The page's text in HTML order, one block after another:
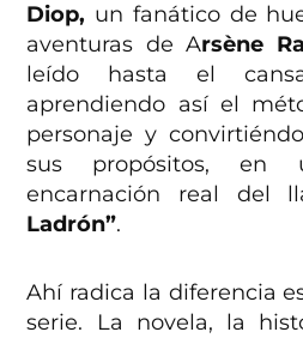
Diop, un fanático de
aventuras de Arsène
leído hasta el
aprendiendo así el
personaje y
sus propósitos, en
encarnación real del
Ladrón”.
Ahí radica la diferencia
serie. La novela, la